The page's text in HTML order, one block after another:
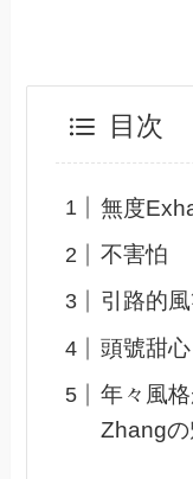
目次
無度
不害怕
引路的
頭號甜心
年々風
Zhangの